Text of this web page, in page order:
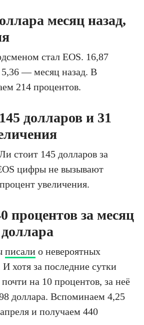
месяц назад,
стал EOS. 16,87
5,36 — месяц назад. В
214 процентов.
долларов и 31
стоит 145 долларов за
цифры не вызывают
увеличения.
процентов за месяц
писали о невероятных
И хотя за последние сутки
на 10 процентов, за неё
доллара. Вспоминаем 4,25
и получаем 440